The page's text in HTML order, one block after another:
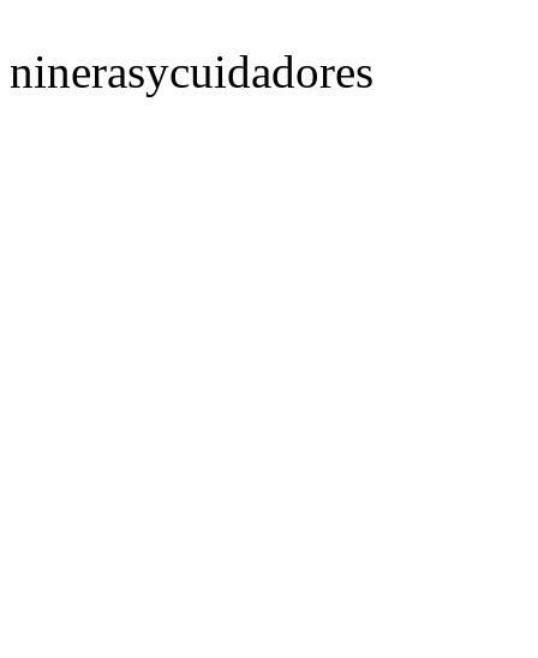
ninerasycuidadores